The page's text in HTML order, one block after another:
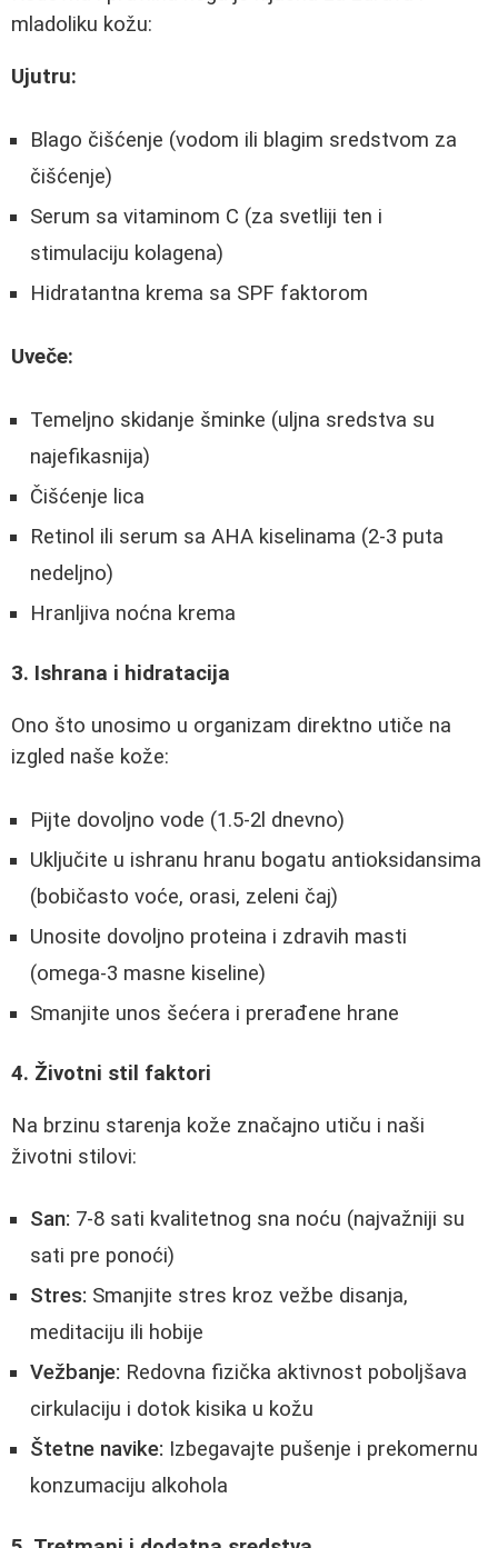
mladoliku kožu:
Ujutru:
Blago čišćenje (vodom ili blagim sredstvom za
čišćenje)
Serum sa vitaminom C (za svetliji ten i
stimulaciju kolagena)
Hidratantna krema sa SPF faktorom
Uveče:
Temeljno skidanje šminke (uljna sredstva su
najefikasnija)
Čišćenje lica
Retinol ili serum sa AHA kiselinama (2-3 puta
nedeljno)
Hranljiva noćna krema
3. Ishrana i hidratacija
Ono što unosimo u organizam direktno utiče na
izgled naše kože:
Pijte dovoljno vode (1.5-2l dnevno)
Uključite u ishranu hranu bogatu antioksidansima
(bobičasto voće, orasi, zeleni čaj)
Unosite dovoljno proteina i zdravih masti
(omega-3 masne kiseline)
Smanjite unos šećera i prerađene hrane
4. Životni stil faktori
Na brzinu starenja kože značajno utiču i naši
životni stilovi:
San: 7-8 sati kvalitetnog sna noću (najvažniji su
sati pre ponoći)
Stres: Smanjite stres kroz vežbe disanja,
meditaciju ili hobije
Vežbanje: Redovna fizička aktivnost poboljšava
cirkulaciju i dotok kisika u kožu
Štetne navike: Izbegavajte pušenje i prekomernu
konzumaciju alkohola